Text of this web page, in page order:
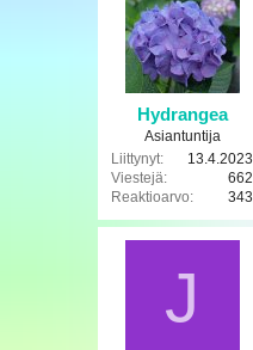
Hydrangea
Asiantuntija
Liittynyt
13.4.2023
Viestejä
662
Reaktioarvo
343
J